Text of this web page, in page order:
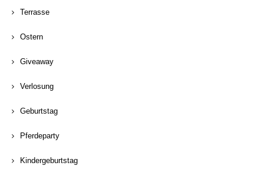
Terrasse
Ostern
Giveaway
Verlosung
Geburtstag
Pferdeparty
Kindergeburtstag